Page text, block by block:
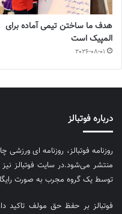
هدف ما ساختن تیمی آماده برای
المپیک است
2026-08-01
درباره فوتبالز
منتشر می‌شود.در سایت فوتبالز
توسط یک گروه مجرب به صورت
فوتبالز بر حفظ حق مولف تاکید